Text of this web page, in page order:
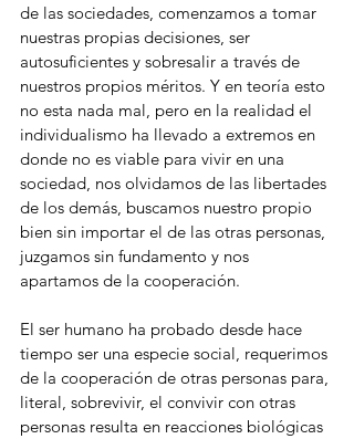
de las sociedades, comenzamos a tomar
nuestras propias decisiones, ser
autosuficientes y sobresalir a través de
nuestros propios méritos. Y en teoría esto
no esta nada mal, pero en la realidad el
individualismo ha llevado a extremos en
donde no es viable para vivir en una
sociedad, nos olvidamos de las libertades
de los demás, buscamos nuestro propio
bien sin importar el de las otras personas,
juzgamos sin fundamento y nos
apartamos de la cooperación.
El ser humano ha probado desde hace
tiempo ser una especie social, requerimos
de la cooperación de otras personas para,
literal, sobrevivir, el convivir con otras
personas resulta en reacciones biológicas